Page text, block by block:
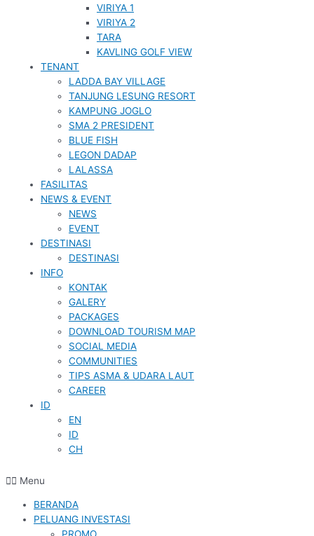
VIRIYA 1
VIRIYA 2
TARA
KAVLING GOLF VIEW
TENANT
LADDA BAY VILLAGE
TANJUNG LESUNG RESORT
KAMPUNG JOGLO
SMA 2 PRESIDENT
BLUE FISH
LEGON DADAP
LALASSA
FASILITAS
NEWS & EVENT
NEWS
EVENT
DESTINASI
DESTINASI
INFO
KONTAK
GALERY
PACKAGES
DOWNLOAD TOURISM MAP
SOCIAL MEDIA
COMMUNITIES
TIPS ASMA & UDARA LAUT
CAREER
ID
EN
ID
CH
Menu
BERANDA
PELUANG INVESTASI